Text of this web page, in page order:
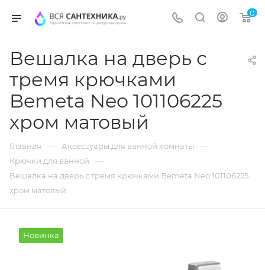
0
Вешалка на дверь с
тремя крючками
Bemeta Neo 101106225
хром матовый
Главная — Аксессуары для ванной комнаты —
Крючки для ванной —
Вешалка на дверь с тремя крючками Bemeta Neo 101106225
хром матовый
Новинка